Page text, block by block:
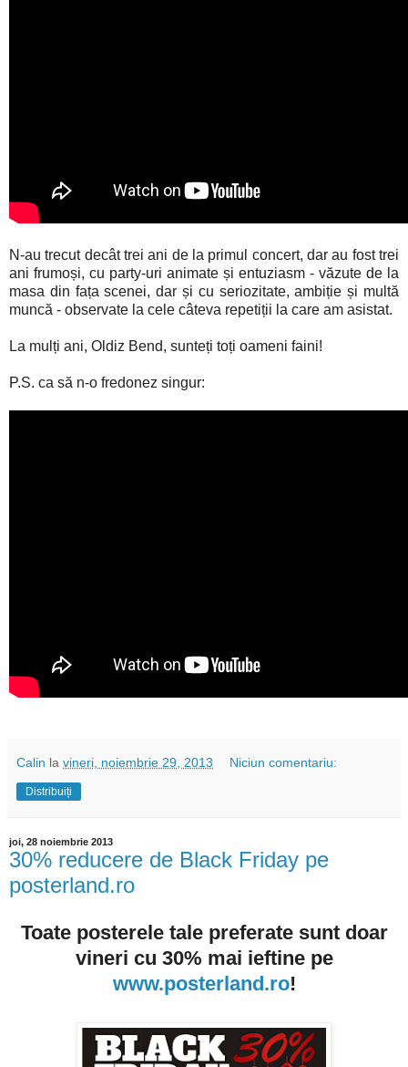
N-au trecut decât trei ani de la primul concert, dar au fost trei
ani frumoși, cu party-uri animate și entuziasm - văzute de la
masa din fața scenei, dar și cu seriozitate, ambiție și multă
muncă - observate la cele câteva repetiții la care am asistat.
La mulți ani, Oldiz Bend, sunteți toți oameni faini!
P.S. ca să n-o fredonez singur:
Calin la vineri, noiembrie 29, 2013 Niciun comentariu:
Distribuiți
joi, 28 noiembrie 2013
30% reducere de Black Friday pe
posterland.ro
Toate posterele tale preferate sunt doar
vineri cu 30% mai ieftine pe
www.posterland.ro!